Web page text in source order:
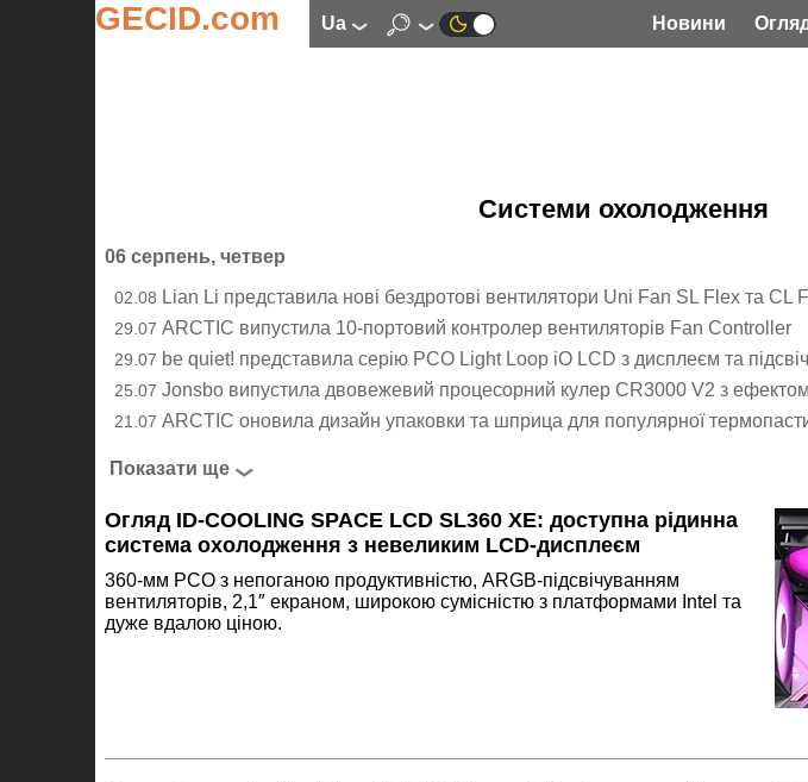
GECID.com ua Новини
Системи охолодження
06 серпень, четвер
02.08 Lian Li представила нові бездротові вентилятори Uni Fan SL Flex та CL
29.07 ARCTIC випустила 10-портовий контролер вентиляторів Fan Controller
29.07 be quiet! представила серію РСО Light Loop iO LCD з дисплеєм та
25.07 Jonsbo випустила двовежевий процесорний кулер CR3000 V2 з ефектом
21.07 ARCTIC оновила дизайн упаковки та шприца для популярної
Показати ще
Огляд ID-COOLING SPACE LCD SL360 XE: доступна рідинна
система охолодження з невеликим LCD-дисплеєм
360-мм РСО з непоганою продуктивністю, ARGB-підсвічуванням
вентиляторів, 2,1″ екраном, широкою сумісністю з платформами Intel та
дуже вдалою ціною.